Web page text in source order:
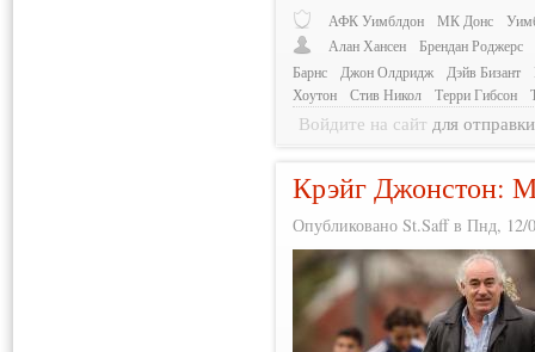
АФК Уимблдон МК Донс
Алан Хансен
Брендан Роджерс
Барнс
Джон Олдридж Дэйв Бизант
Хоутон
Стив Никол Терри Гибсон
Войдите на сайт для
Крэйг Джонстон:
Опубликовано St.Saff в Пнд, 12/